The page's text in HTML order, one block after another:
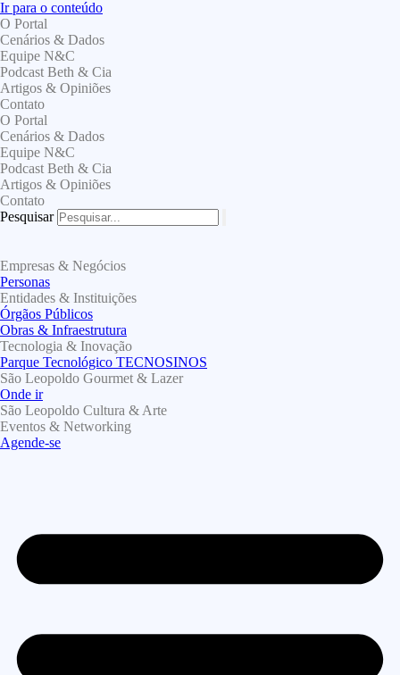
Ir para o conteúdo
O Portal
Cenários & Dados
Equipe N&C
Podcast Beth & Cia
Artigos & Opiniões
Contato
O Portal
Cenários & Dados
Equipe N&C
Podcast Beth & Cia
Artigos & Opiniões
Contato
Pesquisar
Empresas & Negócios
Personas
Entidades & Instituições
Órgãos Públicos
Obras & Infraestrutura
Tecnologia & Inovação
Parque Tecnológico TECNOSINOS
São Leopoldo Gourmet & Lazer
Onde ir
São Leopoldo Cultura & Arte
Eventos & Networking
Agende-se